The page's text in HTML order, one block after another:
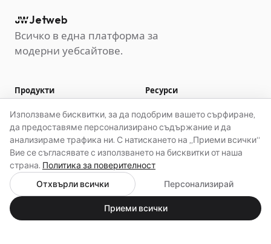
Jetweb
Всичко в една платформа за
модерни уебсайтове.
Продукти
Image Optimizer
Translate
Cookie Guard
Live Chat Widget
Backup Vault
Ad Radar
Ресурси
Документация
Поддръжка
Компания Правна информация
Използваме бисквитки, за да подобрим вашето сърфиране,
да предоставяме персонализирано съдържание и да
анализираме трафика ни. С натискането на „Приеми всички“
Вие се съгласявате с използването на бисквитки от наша
страна. Политика за поверителност
Отхвърли всички
Персонализирай
Приеми всички